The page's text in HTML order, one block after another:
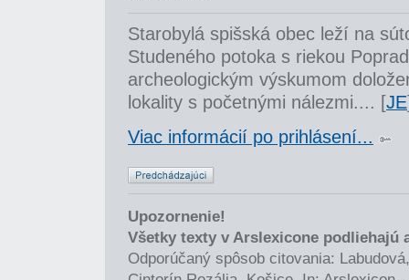
Starobylá spišská obec leží na
Studeného potoka s riekou
archeologickým výskumom
lokality s početnými nálezmi.... [JE
Viac informácií po prihlásení...
Upozornenie!
Všetky texty v Arslexicone podliehajú
Odporúčaný spôsob citovania: